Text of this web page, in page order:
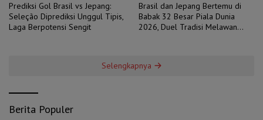
Prediksi Gol Brasil vs Jepang:
Seleção Diprediksi Unggul Tipis,
Laga Berpotensi Sengit
Brasil dan Jepang Bertemu di
Babak 32 Besar Piala Dunia
2026, Duel Tradisi Melawan
Selengkapnya
Berita Populer